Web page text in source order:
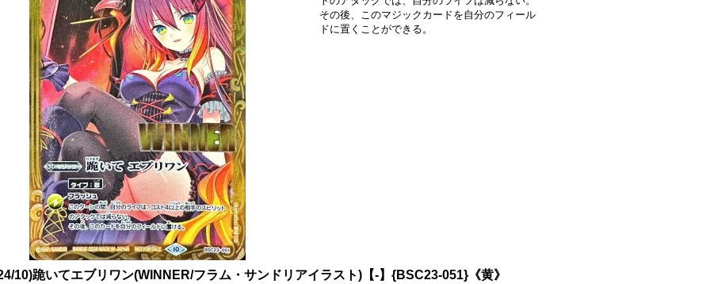
その後、このマジックカードを自分のフィール
ドに置くことができる。
10)跪いてエブリワン(WINNER/フラム・サンドリアイラスト)【-】{BSC23-051}《黄》